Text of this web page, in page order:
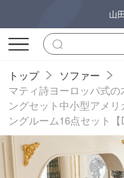
山
トップ
ソファー
マティ詩ヨーロッパ式
ングセット中小型アメ
ングルーム16点セット【